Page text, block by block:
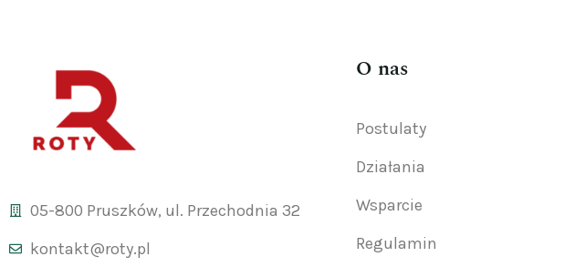
05-800 Pruszków, ul. Przechodnia 32
kontakt@roty.pl
O nas
Postulaty
Działania
Wsparcie
Regulamin